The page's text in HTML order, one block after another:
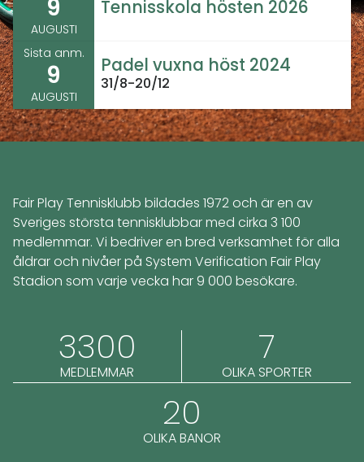
9
AUGUSTI
Tennisskola hösten 2026
Sista anm.
9
AUGUSTI
Padel vuxna höst 2024
31/8-20/12
Fair Play Tennisklubb bildades 1972 och är en av
Sveriges största tennisklubbar med cirka 3 100
medlemmar. Vi bedriver en bred verksamhet för alla
åldrar och nivåer på System Verification Fair Play
Stadion som varje vecka har 9 000 besökare.
3300
MEDLEMMAR
7
OLIKA SPORTER
20
OLIKA BANOR